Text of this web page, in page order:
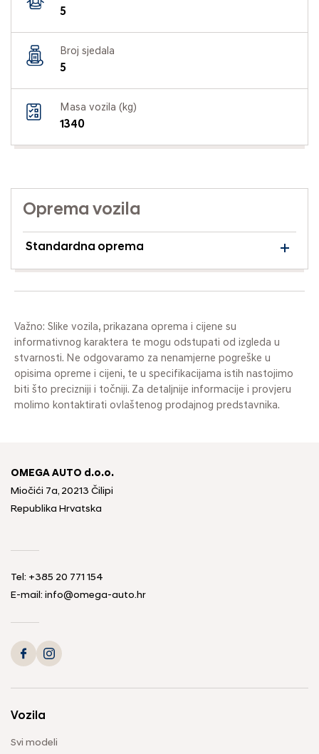
5
Broj sjedala
5
Masa vozila (kg)
1340
Oprema vozila
Standardna oprema
Važno: Slike vozila, prikazana oprema i cijene su
informativnog karaktera te mogu odstupati od izgleda u
stvarnosti. Ne odgovaramo za nenamjerne pogreške u
opisima opreme i cijeni, te u specifikacijama istih nastojimo
biti što precizniji i točniji. Za detaljnije informacije i provjeru
molimo kontaktirati ovlaštenog prodajnog predstavnika.
OMEGA AUTO d.o.o.
Miočići 7a, 20213 Čilipi
Republika Hrvatska
Tel: +385 20 771 154
E-mail: info@omega-auto.hr
Vozila
Svi modeli